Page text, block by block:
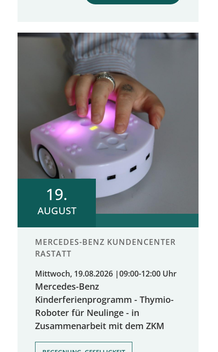
19.
AUGUST
MERCEDES-BENZ KUNDENCENTER
RASTATT
Mittwoch, 19.08.2026 |09:00-12:00 Uhr
Mercedes-Benz
Kinderferienprogramm - Thymio-
Roboter für Neulinge - in
Zusammenarbeit mit dem ZKM